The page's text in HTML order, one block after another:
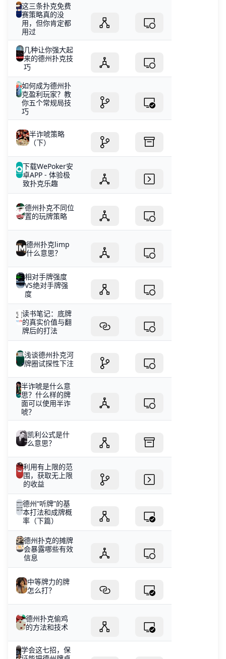
这三条扑克免费
赛策略真的没
用，但你肯定都
用过
几种让你强大起
来的德州扑克技
巧
如何成为德州扑
克盈利玩家？教
你五个常规局技
巧
半诈唬策略
（下）
下载WePoker安
卓APP - 体验极
致扑克乐趣
德州扑克不同位
置的玩牌策略
德州扑克limp
什么意思？
相对手牌强度
VS绝对手牌强
度
读书笔记：底牌
的真实价值与翻
牌后的打法
浅谈德州扑克河
牌圈试探性下注
半诈唬是什么意
思？什么样的牌
面可以使用半诈
唬？
凯利公式是什
么意思？
利用有上限的范
围，获取无上限
的收益
德州“听牌”的基
本打法和成牌概
率（下篇）
德州扑克的摊牌
会暴露哪些有效
信息
中等牌力的牌
怎么打？
德州扑克偷鸡
的方法和技术
学会这七招，保